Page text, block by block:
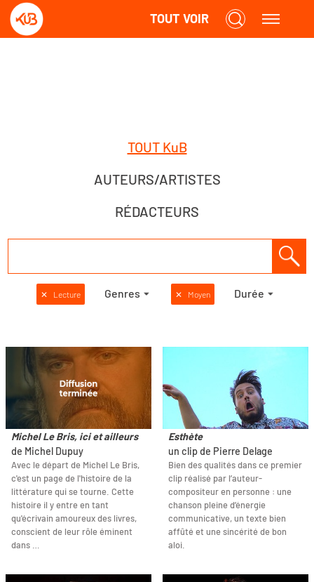
TOUT VOIR
TOUT KuB
AUTEURS/ARTISTES
RÉDACTEURS
✕ Lecture Genres ✕ Moyen Durée
Michel Le Bris, ici et ailleurs
de Michel Dupuy
Avec le départ de Michel Le Bris,
c'est un page de l'histoire de la
littérature qui se tourne. Cette
histoire il y entre en tant
qu'écrivain amoureux des livres,
conscient de leur rôle éminent
dans …
Esthète
un clip de Pierre Delage
Bien des qualités dans ce premier
clip réalisé par l’auteur-
compositeur en personne : une
chanson pleine d’énergie
communicative, un texte bien
affûté et une sincérité de bon
aloi.